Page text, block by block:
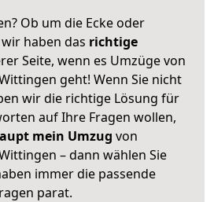
Ob um die Ecke oder
haben das richtige
Seite, wenn es Umzüge von
geht! Wenn Sie nicht
wir die richtige Lösung für
auf Ihre Fragen wollen,
mein Umzug von
– dann wählen Sie
immer die passende
parat.